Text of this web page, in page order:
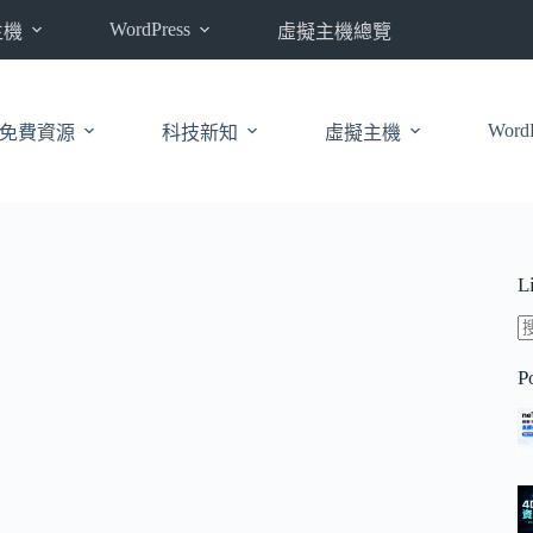
WordPress 虛擬主機總覽
免費資源 科技新知 虛擬主機